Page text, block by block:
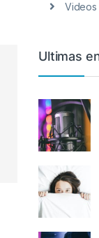
Videos
Ultimas